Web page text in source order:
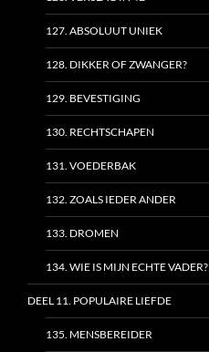
127. ABSOLUUT UNIEK
128. DIKKER OF ZWANGER?
129. BEVESTIGING
130. RECHTSCHAPEN
131. VOEDERBAK
132. ZOALS IEDER ANDER
133. DROMEN
134. WIE IS MIJN ECHTE VADER?
DEEL 11. POPULAIRE LIEFDE
135. MENSBEREIDER